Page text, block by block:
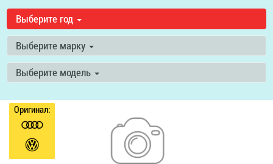
Выберите год
Выберите марку
Выберите модель
Оригинал: